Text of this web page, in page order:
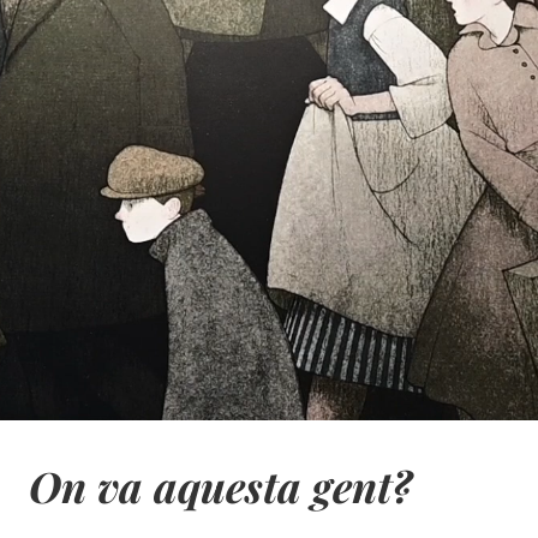
On va aquesta gent?